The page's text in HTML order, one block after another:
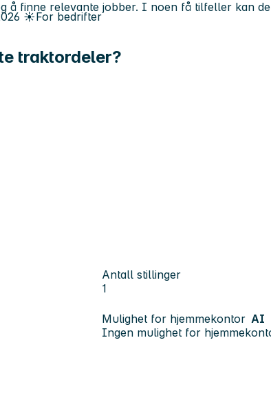
☀️For bedrifter
traktordeler?
Antall stillinger
1
Mulighet for hjemmekontor AI
Ingen mulighet for
å finne relevante jobber. I noen få tilfeller kan